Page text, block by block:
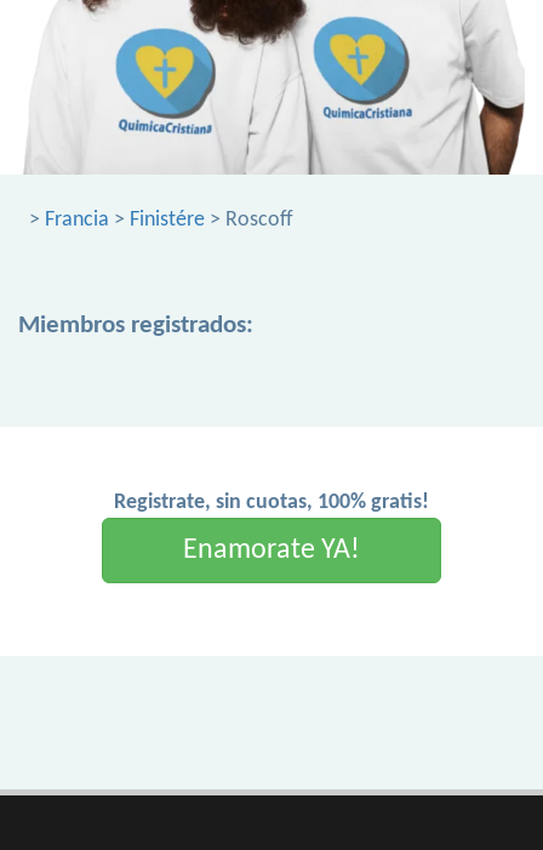
> Francia > Finistére > Roscoff
Miembros registrados:
Registrate, sin cuotas, 100% gratis!
Enamorate YA!